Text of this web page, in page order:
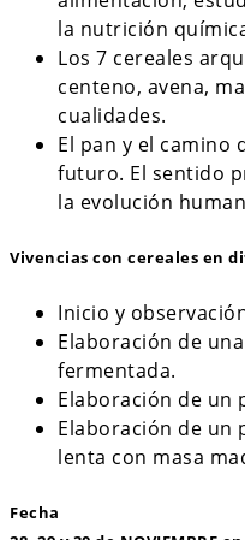
la nutrición
Los 7 cereales
centeno, avena,
cualidades.
El pan y el camino
futuro. El sentido
la evolución
Vivencias con cereales en
Inicio y
Elaboración de
fermentada.
Elaboración de un
Elaboración de un
lenta con masa
Fecha